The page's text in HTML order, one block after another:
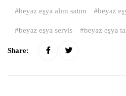
beyaz eşya alım satım beyaz
beyaz eşya servis beyaz eşya
Share: